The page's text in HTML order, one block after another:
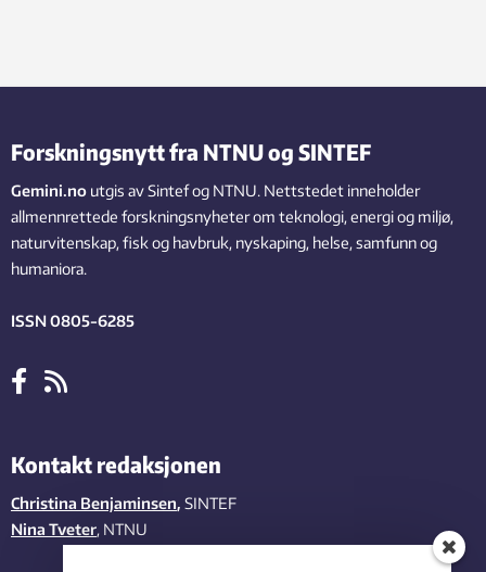
Forskningsnytt fra NTNU og SINTEF
Gemini.no utgis av Sintef og NTNU. Nettstedet inneholder
allmennrettede forskningsnyheter om teknologi, energi og miljø,
naturvitenskap, fisk og havbruk, nyskaping, helse, samfunn og
humaniora.
ISSN 0805-6285
Kontakt redaksjonen
Christina Benjaminsen, SINTEF
Nina Tveter, NTNU